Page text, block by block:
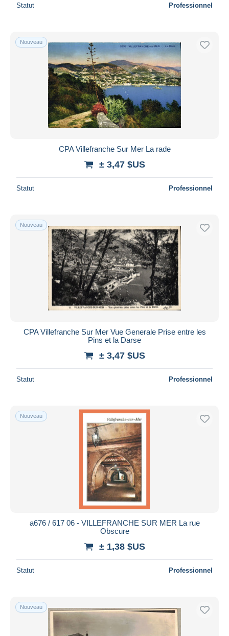
Statut Professionnel
Nouveau
CPA Villefranche Sur Mer La rade
± 3,47 $US
Statut Professionnel
Nouveau
CPA Villefranche Sur Mer Vue Generale Prise entre les
Pins et la Darse
± 3,47 $US
Statut Professionnel
Nouveau
a676 / 617 06 - VILLEFRANCHE SUR MER La rue
Obscure
± 1,38 $US
Statut Professionnel
Nouveau